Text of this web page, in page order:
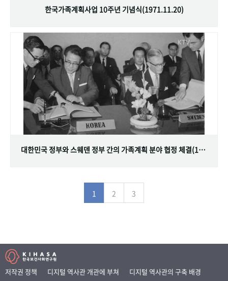
한국가족계획사업 10주년 기념식(1971.11.20)
대한민국 정부와 스웨덴 정부 간의 가족계획 분야 협정 체결(1968.07.12)
1 2 3
저작권 정책 디지털 역사관 개관에 부쳐
디지털 역사관의 구축 배경